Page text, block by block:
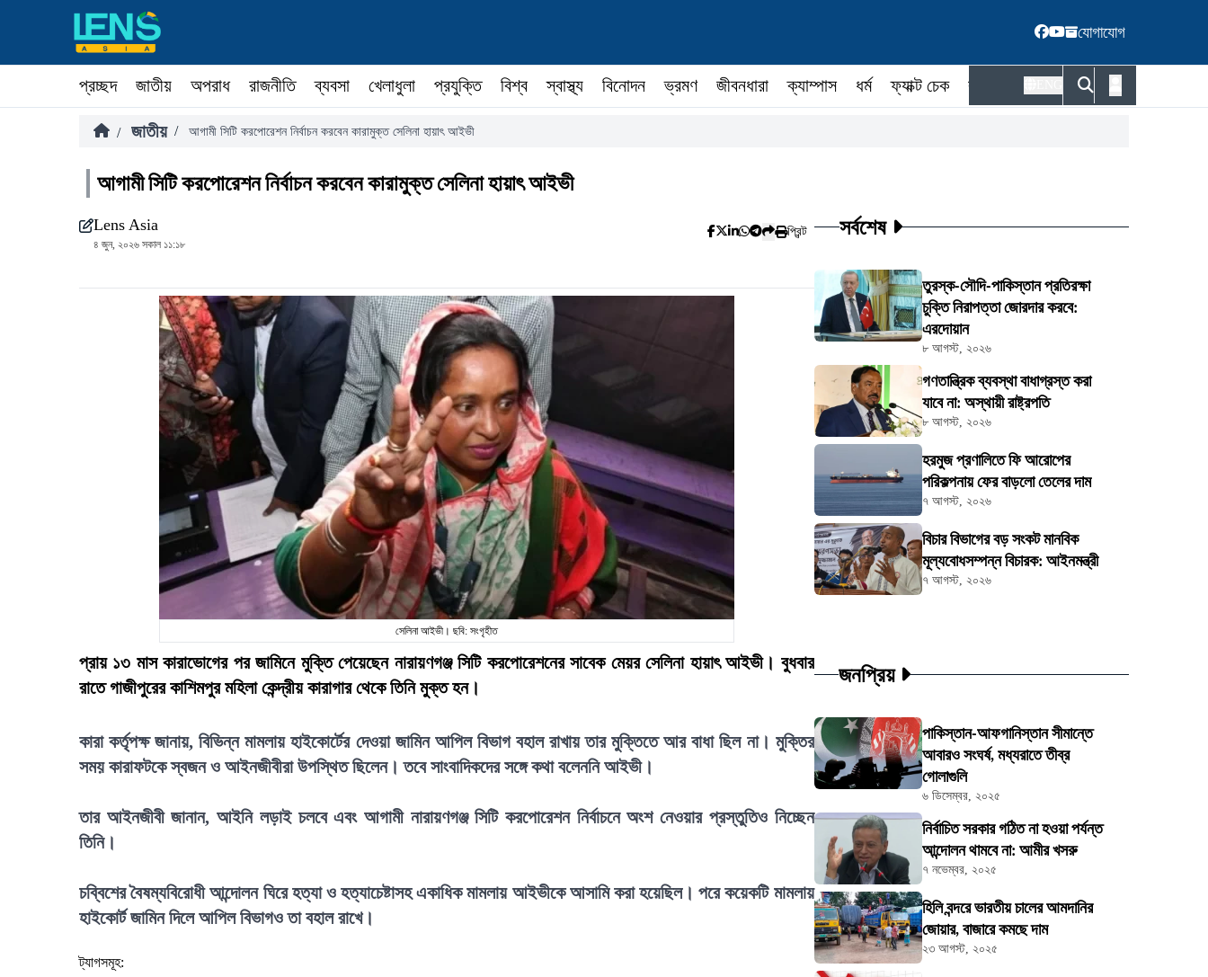
যোগাযোগ
প্রচ্ছদ জাতীয় অপরাধ রাজনীতি ব্যবসা খেলাধুলা প্রযুক্তি বিশ্ব স্বাস্থ্য বিনোদন ভ্রমণ জীবনধারা ক্যাম্পাস ধর্ম ফ্যাক্ট চেক কর্মকর্তা
/ জাতীয় / আগামী সিটি করপোরেশন নির্বাচন করবেন কারামুক্ত সেলিনা হায়াৎ আইভী
আগামী সিটি করপোরেশন নির্বাচন করবেন কারামুক্ত সেলিনা হায়াৎ আইভী
Lens Asia
৪ জুন, ২০২৬ সকাল ১১:১৮
প্রিন্ট
সেলিনা আইভী। ছবি: সংগৃহীত
প্রায় ১৩ মাস কারাভোগের পর জামিনে মুক্তি পেয়েছেন নারায়ণগঞ্জ সিটি করপোরেশনের সাবেক মেয়র সেলিনা হায়াৎ আইভী। বুধবার
রাতে গাজীপুরের কাশিমপুর মহিলা কেন্দ্রীয় কারাগার থেকে তিনি মুক্ত হন।
কারা কর্তৃপক্ষ জানায়, বিভিন্ন মামলায় হাইকোর্টের দেওয়া জামিন আপিল বিভাগ বহাল রাখায় তার মুক্তিতে আর বাধা ছিল না। মুক্তির
সময় কারাফটকে স্বজন ও আইনজীবীরা উপস্থিত ছিলেন। তবে সাংবাদিকদের সঙ্গে কথা বলেননি আইভী।
তার আইনজীবী জানান, আইনি লড়াই চলবে এবং আগামী নারায়ণগঞ্জ সিটি করপোরেশন নির্বাচনে অংশ নেওয়ার প্রস্তুতিও নিচ্ছেন
তিনি।
চব্বিশের বৈষম্যবিরোধী আন্দোলন ঘিরে হত্যা ও হত্যাচেষ্টাসহ একাধিক মামলায় আইভীকে আসামি করা হয়েছিল। পরে কয়েকটি মামলায়
হাইকোর্ট জামিন দিলে আপিল বিভাগও তা বহাল রাখে।
ট্যাগসমূহ:
সর্বশেষ
তুরস্ক-সৌদি-পাকিস্তান প্রতিরক্ষা
চুক্তি নিরাপত্তা জোরদার করবে:
এরদোয়ান
৮ আগস্ট, ২০২৬
গণতান্ত্রিক ব্যবস্থা বাধাগ্রস্ত করা
যাবে না: অস্থায়ী রাষ্ট্রপতি
৮ আগস্ট, ২০২৬
হরমুজ প্রণালিতে ফি আরোপের
পরিকল্পনায় ফের বাড়লো তেলের দাম
৭ আগস্ট, ২০২৬
বিচার বিভাগের বড় সংকট মানবিক
মূল্যবোধসম্পন্ন বিচারক: আইনমন্ত্রী
৭ আগস্ট, ২০২৬
জনপ্রিয়
পাকিস্তান-আফগানিস্তান সীমান্তে
আবারও সংঘর্ষ, মধ্যরাতে তীব্র
গোলাগুলি
৬ ডিসেম্বর, ২০২৫
নির্বাচিত সরকার গঠিত না হওয়া পর্যন্ত
আন্দোলন থামবে না: আমীর খসরু
৭ নভেম্বর, ২০২৫
হিলি বন্দরে ভারতীয় চালের আমদানির
জোয়ার, বাজারে কমছে দাম
২৩ আগস্ট, ২০২৫